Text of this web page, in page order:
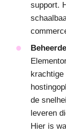
support.
Beheerde
krachtige
de
leveren
Hier is